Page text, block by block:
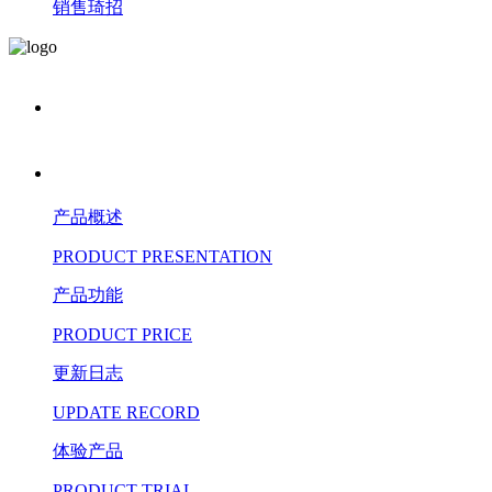
销售琦招
产品概述
PRODUCT PRESENTATION
产品功能
PRODUCT PRICE
更新日志
UPDATE RECORD
体验产品